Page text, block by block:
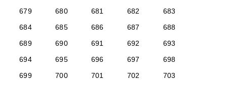
679
680 681 682
683
684
685 686 687
688
689
690 691 692
693
694
695 696 697
698
699
700 701 702
703